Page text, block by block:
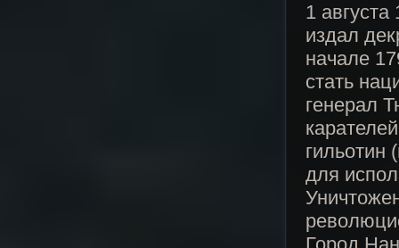
1
издал
начале
стать
генерал
гильотин
для